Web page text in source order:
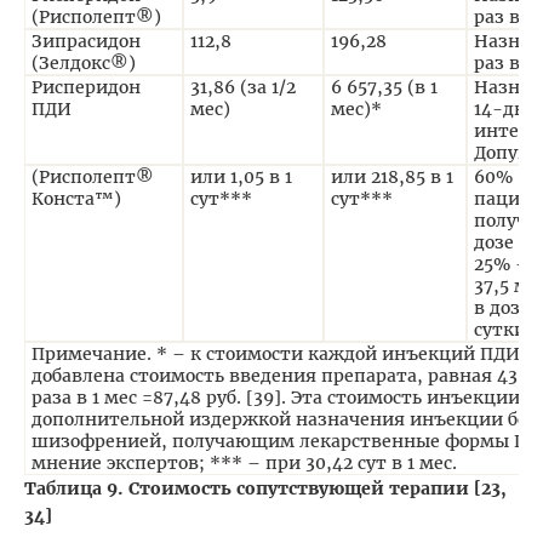
(Рисполепт®)
раз в
Зипрасидон
(Зелдокс®)
112,8 196,28
раз в
Рисперидон
ПДИ
31,86 (за 1/2
мес)
6 657,35 (в 1
мес)*
14-
(Рисполепт®
Конста™)
или 1,05 в 1
сут***
или 218,85 в 1
сут***
60%
дозе
25% –
37,5 мг
в дозе
Примечание. * – к стоимости каждой инъекций ПДИ
добавлена стоимость введения препарата, равная
раза в 1 мес =87,48 руб. [39]. Эта стоимость инъекции
дополнительной издержкой назначения инъекции
шизофренией, получающим лекарственные формы
мнение экспертов; *** – при 30,42 сут в 1 мес.
Таблица 9. Стоимость сопутствующей терапии [23,
34]